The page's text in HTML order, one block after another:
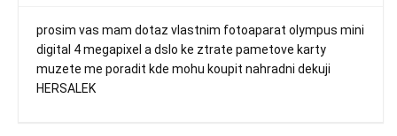
prosim vas mam dotaz vlastnim fotoaparat olympus mini
digital 4 megapixel a dslo ke ztrate pametove karty
muzete me poradit kde mohu koupit nahradni dekuji
HERSALEK